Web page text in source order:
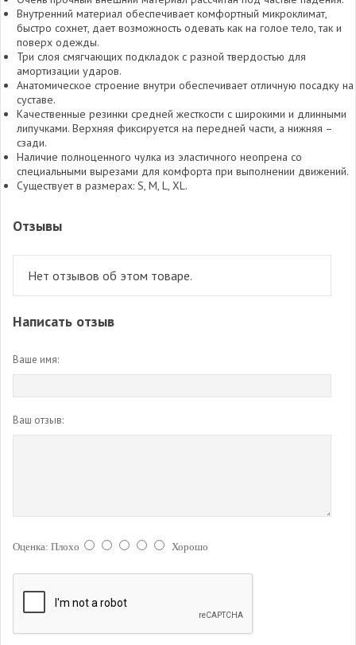
Внутренний материал обеспечивает комфортный микроклимат,
быстро сохнет, дает возможность одевать как на голое тело, так и
поверх одежды.
Три слоя смягчающих подкладок с разной твердостью для
амортизации ударов.
Анатомическое строение внутри обеспечивает отличную посадку на
суставе.
Качественные резинки средней жесткости с широкими и длинными
липучками. Верхняя фиксируется на передней части, а нижняя –
сзади.
Наличие полноценного чулка из эластичного неопрена со
специальными вырезами для комфорта при выполнении движений.
Существует в размерах: S, M, L, XL.
Отзывы
Нет отзывов об этом товаре.
Написать отзыв
Ваше имя:
Ваш отзыв:
Оценка: Плохо Хорошо